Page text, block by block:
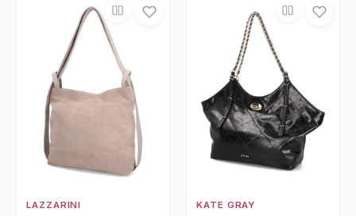
LAZZARINI KATE GRAY